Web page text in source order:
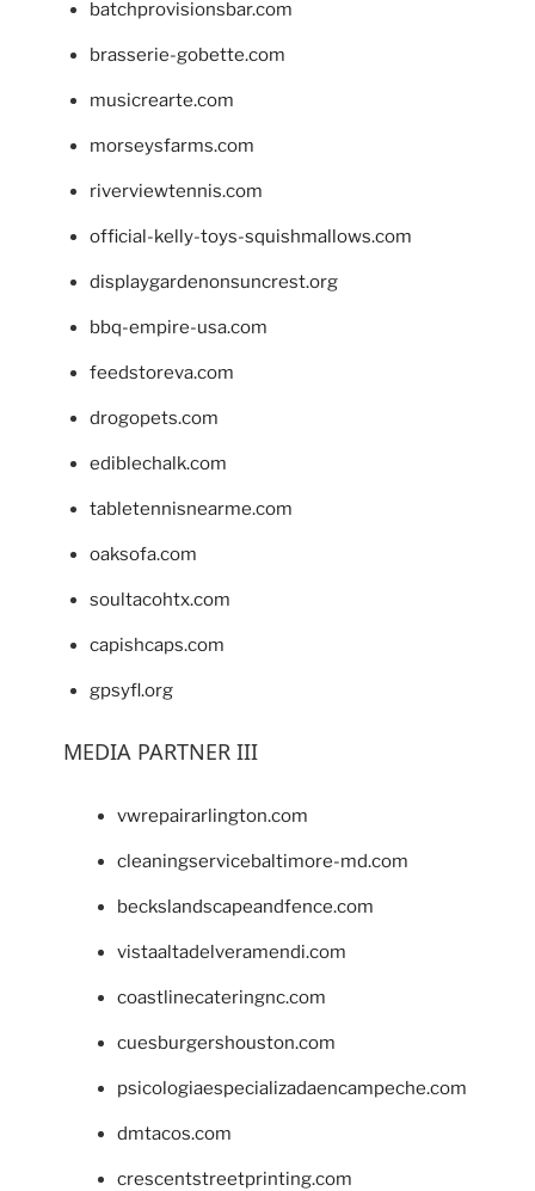
batchprovisionsbar.com
brasserie-gobette.com
musicrearte.com
morseysfarms.com
riverviewtennis.com
official-kelly-toys-squishmallows.com
displaygardenonsuncrest.org
bbq-empire-usa.com
feedstoreva.com
drogopets.com
ediblechalk.com
tabletennisnearme.com
oaksofa.com
soultacohtx.com
capishcaps.com
gpsyfl.org
MEDIA PARTNER III
vwrepairarlington.com
cleaningservicebaltimore-md.com
beckslandscapeandfence.com
vistaaltadelveramendi.com
coastlinecateringnc.com
cuesburgershouston.com
psicologiaespecializadaencampeche.com
dmtacos.com
crescentstreetprinting.com